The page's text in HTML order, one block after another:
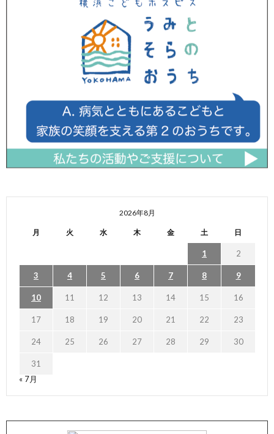
2026年8月
月 火 水 木 金 土 日
1 2
3 4 5 6 7 8 9
10 11 12 13 14 15 16
17 18 19 20 21 22 23
24 25 26 27 28 29 30
31
« 7月